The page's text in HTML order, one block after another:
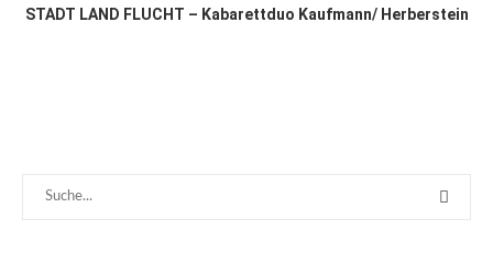
STADT LAND FLUCHT – Kabarettduo Kaufmann/ Herberstein